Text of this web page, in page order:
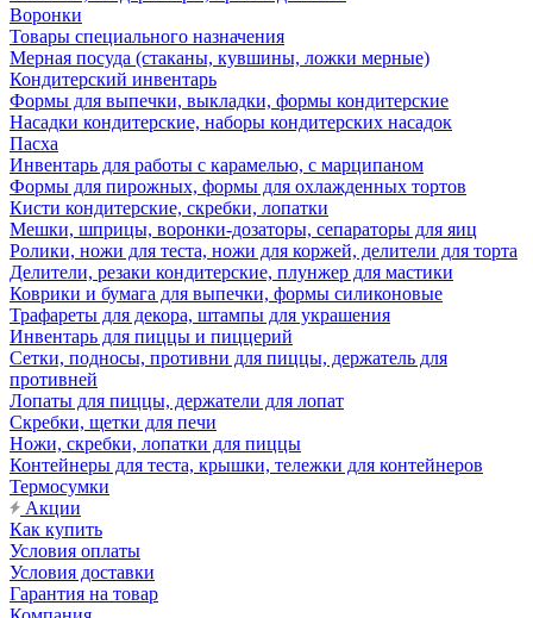
Воронки
Товары специального назначения
Мерная посуда (стаканы, кувшины, ложки мерные)
Кондитерский инвентарь
Формы для выпечки, выкладки, формы кондитерские
Насадки кондитерские, наборы кондитерских насадок
Пасха
Инвентарь для работы с карамелью, с марципаном
Формы для пирожных, формы для охлажденных тортов
Кисти кондитерские, скребки, лопатки
Мешки, шприцы, воронки-дозаторы, сепараторы для яиц
Ролики, ножи для теста, ножи для коржей, делители для торта
Делители, резаки кондитерские, плунжер для мастики
Коврики и бумага для выпечки, формы силиконовые
Трафареты для декора, штампы для украшения
Инвентарь для пиццы и пиццерий
Сетки, подносы, противни для пиццы, держатель для
противней
Лопаты для пиццы, держатели для лопат
Скребки, щетки для печи
Ножи, скребки, лопатки для пиццы
Контейнеры для теста, крышки, тележки для контейнеров
Термосумки
Акции
Как купить
Условия оплаты
Условия доставки
Гарантия на товар